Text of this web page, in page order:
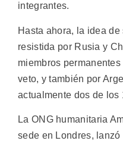
integrantes.
Hasta ahora, la idea
resistida por Rusia y
miembros
veto, y también por
actualmente dos de los
La ONG humanitaria
sede en Londres,